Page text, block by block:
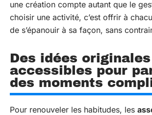
une création compte autant que le
choisir une activité, c’est offrir à
de s’épanouir à sa façon, sans
Des idées
accessibles pour
des moments
Pour renouveler les habitudes, les